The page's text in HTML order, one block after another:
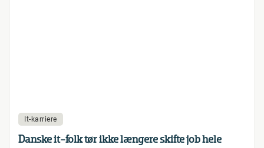
It-karriere
Danske it-folk tør ikke længere skifte job hele